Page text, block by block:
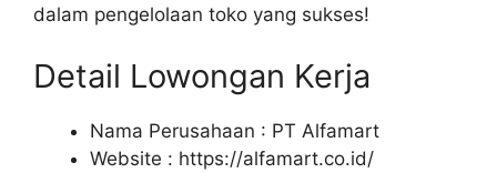
dalam pengelolaan toko yang sukses!
Detail Lowongan Kerja
Nama Perusahaan : PT Alfamart
Website : https://alfamart.co.id/